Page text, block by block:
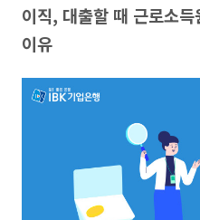
이직, 대출할 때 근로소
이유